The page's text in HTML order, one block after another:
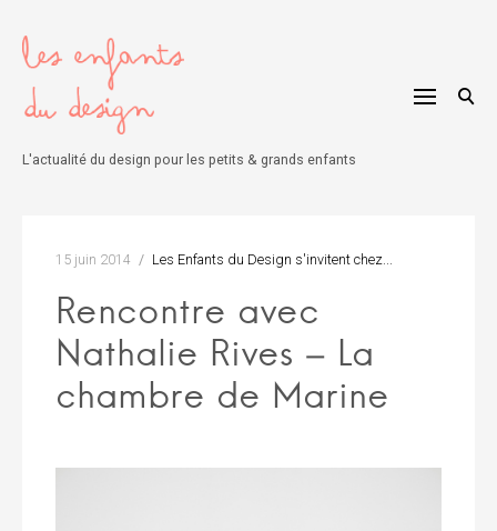
content
L'actualité du design pour les petits & grands enfants
15 juin 2014 Les Enfants du Design s'invitent chez...
Rencontre avec
Nathalie Rives – La
chambre de Marine